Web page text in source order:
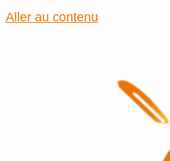
Aller au contenu